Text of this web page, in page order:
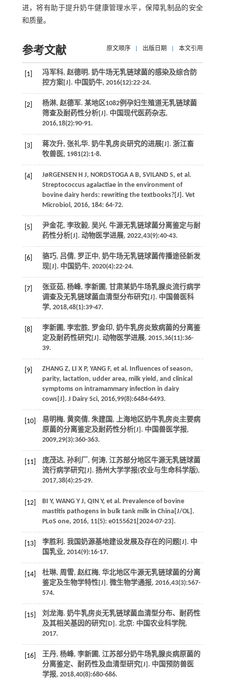
进，将有助于提升奶牛健康管理水平，保障乳制品的安全
和质量。
参考文献 原文顺序 出版日期 本文引用
[1]
冯军科, 赵德明. 奶牛场无乳链球菌的感染及综合防
控方案[J]. 中国奶牛, 2016(12):22-24.
[2]
杨淋, 赵德军. 某地区1082例孕妇生殖道无乳链球菌
筛查及耐药性分析[J]. 中国现代医药杂志,
2016,18(2):90-91.
[3] 蒋次升, 张礼华. 奶牛乳房炎研究的进展[J]. 浙江畜
牧兽医, 1981(2):1-8.
[4] JøRGENSEN H J, NORDSTOGA A B, SVILAND S, et al.
Streptococcus agalactiae in the environment of
bovine dairy herds: rewriting the textbooks?[J]. Vet
Microbiol, 2016, 184: 64-72.
[5]
尹金花, 李玫毅, 吴兴, 牛源无乳链球菌分离鉴定与耐
药性分析[J]. 动物医学进展, 2022,43(9):40-43.
[6]
骆巧, 吕倩, 罗正中, 奶牛场无乳链球菌传播途径新发
现[J]. 中国奶牛, 2020(4):22-24.
[7]
张亚茹, 杨峰, 李新圃, 甘肃某奶牛场乳腺炎流行病学
调查及无乳链球菌血清型分布研究[J]. 中国兽医科
学, 2018,48(1):39-47.
[8]
李新圃, 李宏胜, 罗金印, 奶牛乳房炎致病菌的分离鉴
定及耐药性研究[J]. 动物医学进展, 2015,36(11):36-
39.
[9] ZHANG Z, LI X P, YANG F, et al. Influences of season,
parity, lactation, udder area, milk yield, and clinical
symptoms on intramammary infection in dairy
cows[J]. J Dairy Sci, 2016,99(8):6484-6493.
[10]
易明梅, 黄奕倩, 朱建国, 上海地区奶牛乳房炎主要病
原菌的分离鉴定及耐药性分析[J]. 中国兽医学报,
2009,29(3):360-363.
[11]
庞茂达, 孙利厂, 何涛, 江苏部分地区牛源无乳链球菌
流行病学研究[J]. 扬州大学学报(农业与生命科学版),
2017,38(4):25-29.
[12] BI Y, WANG Y J, QIN Y, et al. Prevalence of bovine
mastitis pathogens in bulk tank milk in China[J/OL].
PLoS one, 2016, 11(5): e0155621[2024-07-23].
[13] 李胜利. 我国奶源基地建设发展及存在的问题[J]. 中
国乳业, 2014(9):16-17.
[14]
杜琳, 周雪, 赵红梅, 华北地区牛源无乳链球菌的分离
鉴定及生物学特性[J]. 微生物学通报, 2016,43(3):567-
574.
[15]
刘龙海. 奶牛乳房炎无乳链球菌血清型分布、耐药性
及其相关基因的研究[D]. 北京: 中国农业科学院,
2017.
[16]
王丹, 杨峰, 李新圃, 江苏部分奶牛场乳腺炎病原菌的
分离鉴定、耐药性及血清型研究[J]. 中国预防兽医
学报, 2018,40(8):680-686.